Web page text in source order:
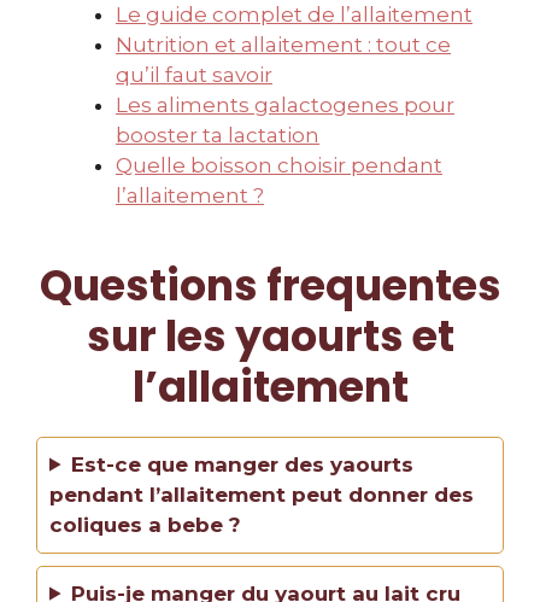
Le guide complet de l’allaitement
Nutrition et allaitement : tout ce
qu’il faut savoir
Les aliments galactogenes pour
booster ta lactation
Quelle boisson choisir pendant
l’allaitement ?
Questions frequentes
sur les yaourts et
l’allaitement
Est-ce que manger des yaourts
pendant l’allaitement peut donner des
coliques a bebe ?
Puis-je manger du yaourt au lait cru